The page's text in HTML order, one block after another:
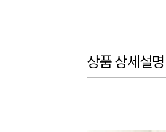
상품 상세설명